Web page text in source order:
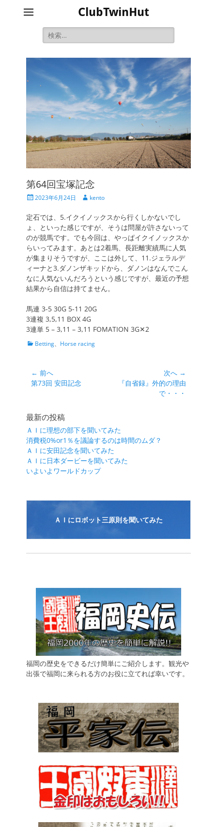
ClubTwinHut
検
索:
第64回宝塚記念
投
日
2023年6月24日
投
者
kento
定石では、5.イクイノックスから行くしかないでし
ょ、といった感じですが、そうは問屋が許さないって
のが競馬です。でも今回は、やっぱイクイノックスか
らいってみます。あとは2着馬、長距離実績馬に人気
が集まりそうですが、ここは外して、11.ジェラルデ
ィーナと3.ダノンザキッドから、ダノンはなんでこん
なに人気ないんだろうという感じですが、最近の予想
結果から自信は持てません。
馬連 3-5 30G 5-11 20G
3連複 3,5,11 BOX 4G
3連単 5 – 3,11 – 3,11 FOMATION 3G✕2
カ Betting、 Horse racing
投
稿
ビ
ゲ
ー
シ
ョ
ン
← 前へ
前
稿:
第73回 安田記念
次へ →
『自省録』外的の理由
で・・・
最新の投稿
ＡＩに理想の部下を聞いてみた
消費税0%or1％を議論するのは時間のムダ？
ＡＩに安田記念を聞いてみた
ＡＩに日本ダービーを聞いてみた
いよいよワールドカップ
ＡＩにロボット三原則を聞いてみた
福岡の歴史をできるだけ簡単にご紹介します。観光や
出張で福岡に来られる方のお役に立てれば幸いです。